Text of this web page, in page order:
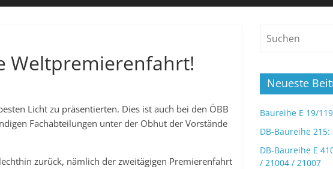
Weltpremierenfahrt!
Licht zu präsentierten. Dies ist auch bei den ÖBB
Fachabteilungen unter der Obhut der Vorstände
zurück, nämlich der zweitägigen Premierenfahrt
Neueste
Baureihe E 19/
DB-Baureihe 215:
DB-Baureihe E
/ 21004 / 21007